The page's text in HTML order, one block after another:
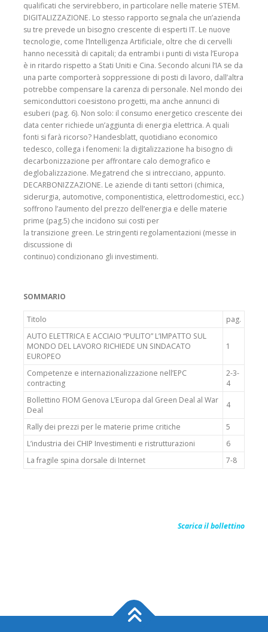
qualificati che servirebbero, in particolare nelle materie STEM.
DIGITALIZZAZIONE. Lo stesso rapporto segnala che un’azienda
su tre prevede un bisogno crescente di esperti IT. Le nuove
tecnologie, come l’Intelligenza Artificiale, oltre che di cervelli
hanno necessità di capitali; da entrambi i punti di vista l’Europa
è in ritardo rispetto a Stati Uniti e Cina. Secondo alcuni l’IA se da
una parte comporterà soppressione di posti di lavoro, dall’altra
potrebbe compensare la carenza di personale. Nel mondo dei
semiconduttori coesistono progetti, ma anche annunci di
esuberi (pag. 6). Non solo: il consumo energetico crescente dei
data center richiede un’aggiunta di energia elettrica. A quali
fonti si farà ricorso? Handesblatt, quotidiano economico
tedesco, collega i fenomeni: la digitalizzazione ha bisogno di
decarbonizzazione per affrontare calo demografico e
deglobalizzazione. Megatrend che si intrecciano, appunto.
DECARBONIZZAZIONE. Le aziende di tanti settori (chimica,
siderurgia, automotive, componentistica, elettrodomestici, ecc.)
soffrono l’aumento del prezzo dell’energia e delle materie
prime (pag.5) che incidono sui costi per
la transizione green. Le stringenti regolamentazioni (messe in
discussione di
continuo) condizionano gli investimenti.
SOMMARIO
Titolo
pag.
AUTO ELETTRICA E ACCIAIO “PULITO” L’IMPATTO SUL
MONDO DEL LAVORO RICHIEDE UN SINDACATO
EUROPEO
1
Competenze e internazionalizzazione nell’EPC
contracting
2-3-
4
Bollettino FIOM Genova L’Europa dal Green Deal al War
Deal
4
Rally dei prezzi per le materie prime critiche
5
L’industria dei CHIP Investimenti e ristrutturazioni
6
La fragile spina dorsale di Internet
7-8
Scarica il bollettino